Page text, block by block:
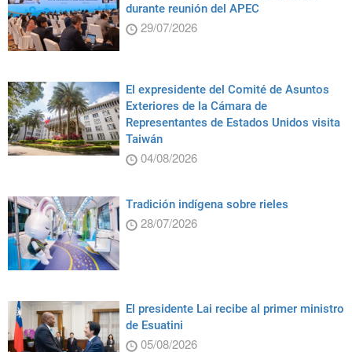
durante reunión del APEC
29/07/2026
El expresidente del Comité de Asuntos
Exteriores de la Cámara de
Representantes de Estados Unidos visita
Taiwán
04/08/2026
Tradición indígena sobre rieles
28/07/2026
El presidente Lai recibe al primer ministro
de Esuatini
05/08/2026